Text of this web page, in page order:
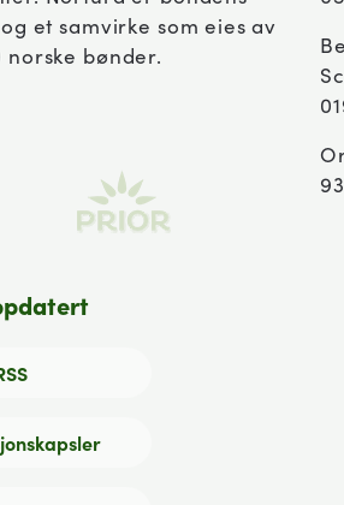
et samvirke som eies av
norske bønder.